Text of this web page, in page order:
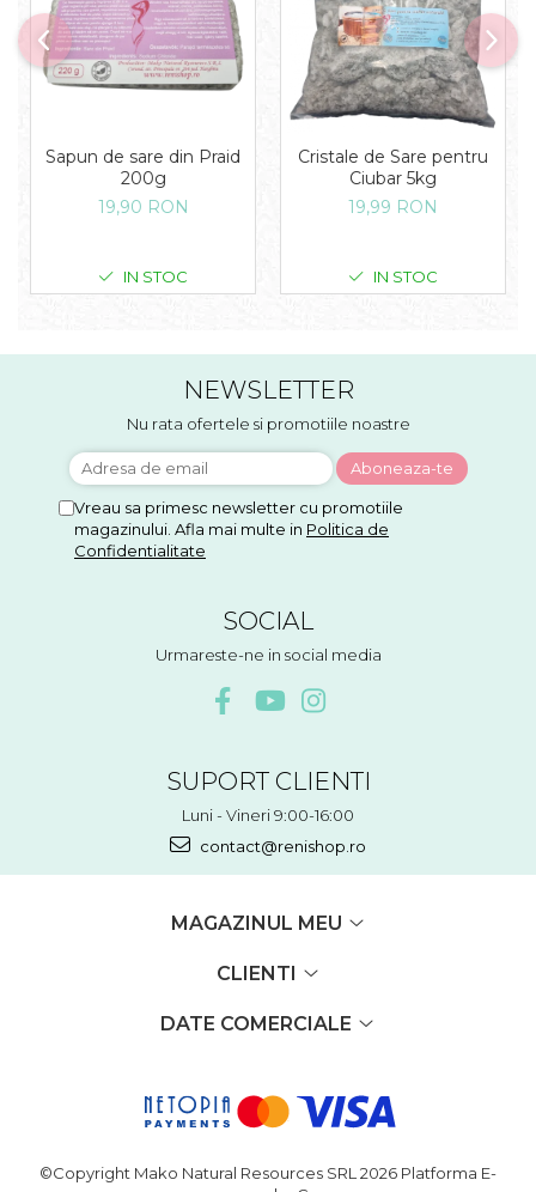
Sapun de sare din Praid
200g
19,90 RON
IN STOC
Cristale de Sare pentru
Ciubar 5kg
19,99 RON
IN STOC
NEWSLETTER
Nu rata ofertele si promotiile noastre
Vreau sa primesc newsletter cu promotiile
magazinului. Afla mai multe in Politica de
Confidentialitate
SOCIAL
Urmareste-ne in social media
SUPORT CLIENTI
Luni - Vineri 9:00-16:00
contact@renishop.ro
MAGAZINUL MEU
CLIENTI
DATE COMERCIALE
©Copyright Mako Natural Resources SRL 2026 Platforma E-